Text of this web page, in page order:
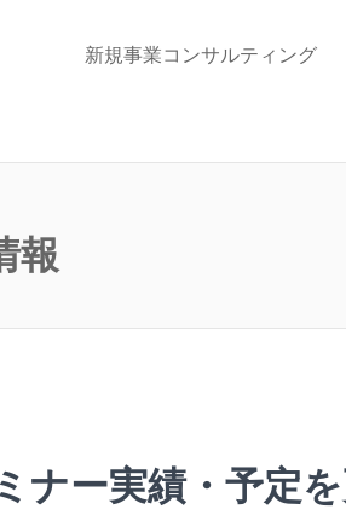
新規事業コンサルティング
報
ナー実績・予定